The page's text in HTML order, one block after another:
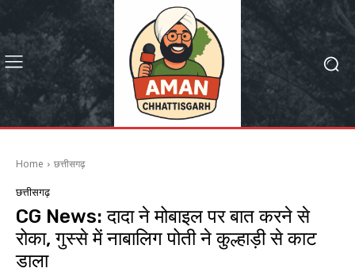
Home छत्तीसगढ़
छत्तीसगढ़
CG News: दादा ने मोबाइल पर बात करने से
रोका, गुस्से में नाबालिग पोती ने कुल्हाड़ी से काट
डाला